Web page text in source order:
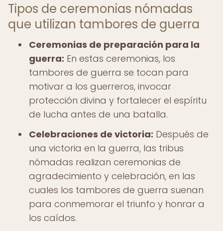
Tipos de ceremonias nómadas
que utilizan tambores de guerra
Ceremonias de preparación para la
guerra: En estas ceremonias, los
tambores de guerra se tocan para
motivar a los guerreros, invocar
protección divina y fortalecer el espíritu
de lucha antes de una batalla.
Celebraciones de victoria: Después de
una victoria en la guerra, las tribus
nómadas realizan ceremonias de
agradecimiento y celebración, en las
cuales los tambores de guerra suenan
para conmemorar el triunfo y honrar a
los caídos.